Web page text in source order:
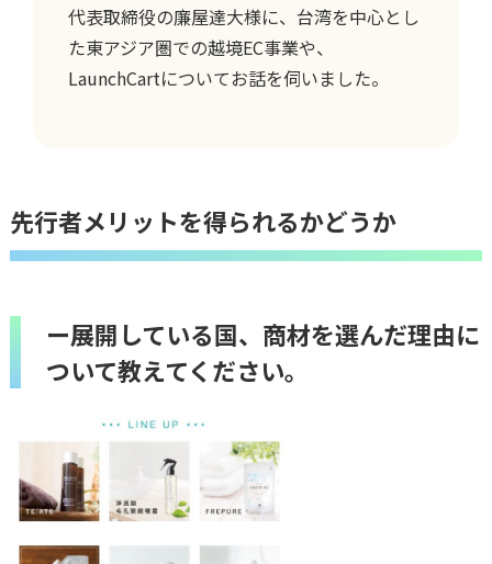
代表取締役の廉屋達大様に、台湾を中心とし
た東アジア圏での越境EC事業や、
LaunchCartについてお話を伺いました。
先行者メリットを得られるかどうか
ー展開している国、商材を選んだ理由に
ついて教えてください。